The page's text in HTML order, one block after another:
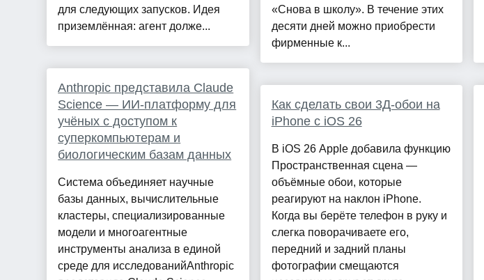
для следующих запусков. Идея
приземлённая: агент долже...
Anthropic представила Claude
Science — ИИ-платформу для
учёных с доступом к
суперкомпьютерам и
биологическим базам данных
Система объединяет научные
базы данных, вычислительные
кластеры, специализированные
модели и многоагентные
инструменты анализа в единой
среде для исследованийAnthropic
«Снова в школу». В течение этих
десяти дней можно приобрести
фирменные к...
Как сделать свои 3Д-обои на
iPhone с iOS 26
В iOS 26 Apple добавила функцию
Пространственная сцена —
объёмные обои, которые
реагируют на наклон iPhone.
Когда вы берёте телефон в руку и
слегка поворачиваете его,
передний и задний планы
фотографии смещаются